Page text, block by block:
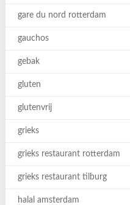
gare du nord rotterdam
gauchos
gebak
gluten
glutenvrij
grieks
grieks restaurant rotterdam
grieks restaurant tilburg
halal amsterdam